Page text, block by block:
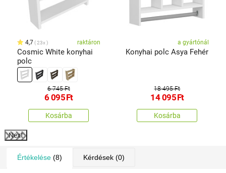
4,7 23x raktáron
Cosmic White konyhai
polc
6 745 Ft
6 095Ft
Kosárba
a gyártónál
Konyhai polc Asya Fehér
18 495 Ft
14 095Ft
Kosárba
Next
Értékelése(8) Kérdések(0)